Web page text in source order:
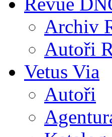
Archiv
Autoři
Vetus Via
Autoři